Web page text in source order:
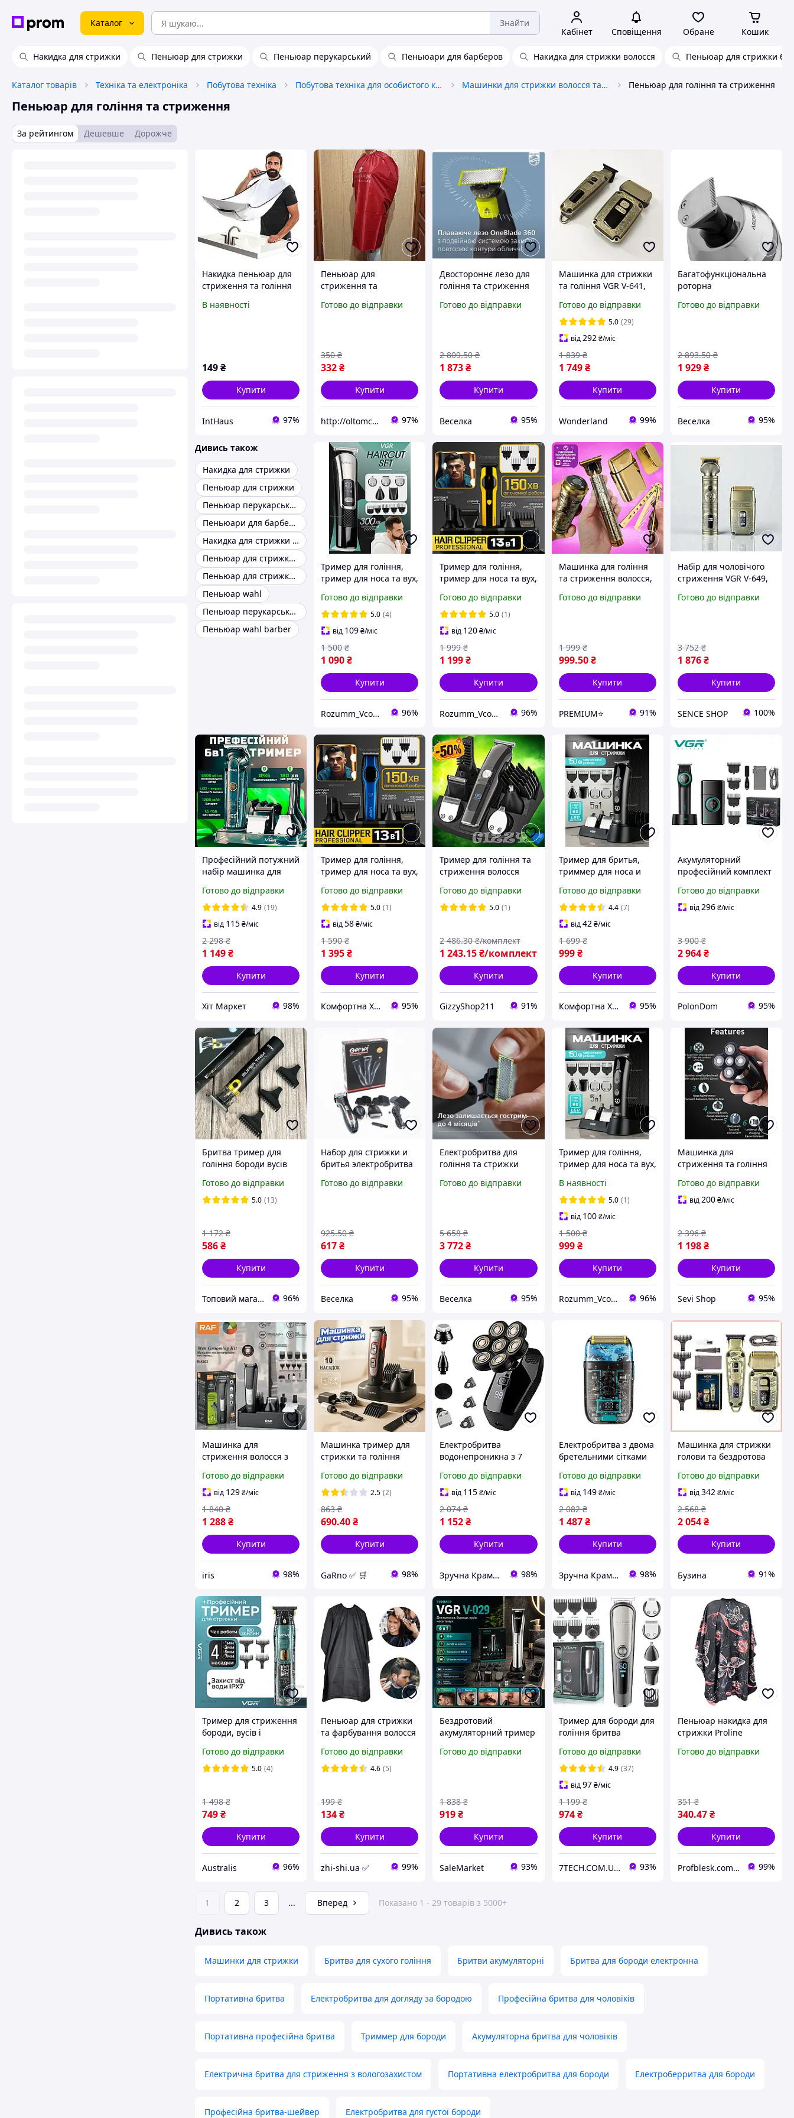
Каталог Знайти
Кабінет Сповіщення Обране Кошик
Накидка для стрижки Пеньюар для стрижки Пеньюар перукарський Пеньюари для барберов Накидка для стрижки волосся Пеньюар для стрижки
Каталог товарів Техніка та електроніка Побутова техніка Побутова техніка для особистого користування Машинки для стрижки волосся та тримери Пеньюар для гоління та стриження
Пеньюар для гоління та стриження
За рейтингом Дешевше Дорожче
Накидка пеньюар для
стриження та гоління
для дзеркала (White)
В наявності
149₴
Купити
IntHaus 97%
Пеньюар для
стриження та
перукарський
Готово до відправки
332₴
350 ₴
Купити
http://oltomcompany.com.ua. 97%
Двостороннє лезо для
гоління та стриження
технологією OneBlade
Готово до відправки
1 873₴
2 809.50 ₴
Купити
Веселка 95%
Машинка для стрижки
та гоління VGR V-641,
електробритва,
Машинка для стрижки
голови pelican
Готово до відправки
5.0 (29)
від292 ₴/міс
1 749 ₴
1 839 ₴
Купити
Wonderland 99%
Багатофункціональна
роторна
для гоління стриження
Готово до відправки
1 929₴
2 893.50 ₴
Купити
Веселка 95%
Дивись також
Накидка для стрижки
Пеньюар для стрижки
Пеньюар перукарський
Пеньюари для барберов
Накидка для стрижки волосся
Пеньюар для стрижки барбершопа
Пеньюар для стрижки на кнопках
Пеньюар wahl
Пеньюар перукарський neocape
Пеньюар wahl barber
Тример для гоління,
тример для носа та вух,
триммер для бороди,
машинка для
стриження Vgr 5 Вт
Готово до відправки
5.0 (4)
від 109₴/міс
1 090₴
1 500 ₴
Купити
Rozumm_VcompanY 96%
Тример для гоління,
тример для носа та вух,
машинка для
стриження Vgr 5 Вт
Готово до відправки
5.0 (1)
від 120₴/міс
1 199₴
1 999 ₴
Купити
Rozumm_VcompanY 96%
Машинка для гоління
та стриження волосся,
для барбера, машинка
Готово до відправки
999.50 ₴
1 999 ₴
Купити
PREMIUM⭐ 91%
Набір для чоловічого
стриження VGR V-649,
для стриження, тример
Готово до відправки
1 876₴
3 752 ₴
Купити
SENCE SHOP 100%
Професійний потужний
набір машинка для
волосся голови бороди
тіла 14 насадок
чоловічий
акумуляторний тример
Готово до відправки
4.9 (19)
від 115₴/міс
1 149₴
2 298 ₴
Купити
Хіт Маркет 98%
Тример для гоління,
тример для носа та вух,
машинка для
стриження Vgr 5 Вт
Готово до відправки
5.0 (1)
від58₴/міс
1 395₴
1 590 ₴
Купити
Комфортна Хата 95%
Тример для гоління та
стриження волосся
чоловічий з usb
зарядкою і цифровим
Готово до відправки
5.0 (1)
1 243.15₴/комплект
2 486.30 ₴/комплект
Купити
GizzyShop211 91%
Тример для бритья,
триммер для носа и
бороди, машинка для
стрижки Vgr 5Вт
Готово до відправки
4.4 (7)
від42 ₴/міс
999 ₴
1 699 ₴
Купити
Комфортна Хата 95%
Акумуляторний
професійний комплект
гоління VGR 2в1 V-977 і
V-377, з дисплеєм, USB
Готово до відправки
від 296₴/міс
2 964₴
3 900 ₴
Купити
PolonDom 95%
Бритва тример для
гоління бороди вусів
якісний тример для
стриження волосся
Готово до відправки
5.0 (13)
586₴
1 172 ₴
Купити
Топовий магазин 96%
Набор для стрижки и
бритья электробритва
аккумулятором
Готово до відправки
617₴
925.50 ₴
Купити
Веселка 95%
Електробритва для
гоління та стрижки
акумулятором для
Готово до відправки
3 772₴
5 658 ₴
Купити
Веселка 95%
Тример для гоління,
тример для носа та вух,
машинка для
стриження Vgr 5 Вт
В наявності
5.0 (1)
від 100 ₴/міс
999 ₴
1 500 ₴
Купити
Rozumm_VcompanY 96%
Машинка для
стриження та гоління
роторна
електробритва тример
Готово до відправки
від200₴/міс
1 198₴
2 396 ₴
Купити
Sevi Shop 95%
Машинка для
стриження волосся з
R4202 Акумуляторна
машинка для
стриження Тример для
гоління носа та вух
Готово до відправки
від 129₴/міс
1 288₴
1 840 ₴
Купити
iris 98%
Машинка тример для
стрижки та гоління
Чоловічий
акумуляторний тример
із набором насадок
Готово до відправки
2.5 (2)
690.40₴
863 ₴
Купити
GaRno ✅ 🛒 98%
Електробритва
водонепроникна з 7
та стриження USB-
зарядка чорний RK-
1253
Готово до відправки
від 115₴/міс
1 152₴
2 074 ₴
Купити
Зручна Крамниця 98%
Електробритва з двома
бретельними сітками
стриження 2 години
роботи USB Type-C
прозорий VGR MK-0035
Готово до відправки
від 149 ₴/міс
1 487 ₴
2 082 ₴
Купити
Зручна Крамниця 98%
Машинка для стрижки
голови та бездротова
641, пристрій для
стрижки волосся та
гоління
Готово до відправки
від342₴/міс
2 054₴
2 568 ₴
Купити
Бузина 91%
Тример для стриження
бороди, вусів і
акумуляторний тример
для стриження і
Готово до відправки
5.0 (4)
749₴
1 498 ₴
Купити
Australis 96%
Пеньюар для стрижки
та фарбування волосся
Перукарська накидка
black
Готово до відправки
4.6 (5)
134₴
199 ₴
Купити
zhi-shi.ua ✅ 99%
Бездротовий
акумуляторний тример
волосся та бороди
Готово до відправки
919₴
1 838 ₴
Купити
SaleMarket 93%
Тример для бороди для
гоління бритва
акумуляторний
бездротовий із
насадками на підставці
5в1 VGR
Готово до відправки
4.9 (37)
від97 ₴/міс
974 ₴
1 199 ₴
Купити
7TECH.COM.UA Інтернет-магазин 93%
Пеньюар накидка для
стрижки Proline
метелики" застібка
Готово до відправки
340.47₴
351 ₴
Купити
Profblesk.com.ua Інтернет-магазин професійної косметики. "Безкоштовна доставка від 1199 грн" 99%
1 2 3 ... Вперед Показано 1 - 29 товарів з 5000+
Дивись також
Машинки для стрижки Бритва для сухого гоління Бритви акумуляторні Бритва для бороди електронна
Портативна бритва Електробритва для догляду за бородою Професійна бритва для чоловіків
Портативна професійна бритва Триммер для бороди Акумуляторна бритва для чоловіків
Електрична бритва для стриження з вологозахистом Портативна електробритва для бороди Електроберритва для бороди
Професійна бритва-шейвер Електробритва для густої бороди